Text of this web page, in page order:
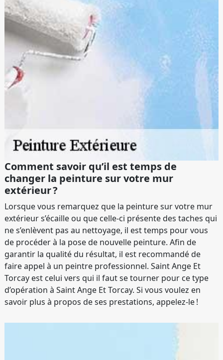
Comment savoir qu’il est temps de
changer la peinture sur votre mur
extérieur ?
Lorsque vous remarquez que la peinture sur votre mur
extérieur s’écaille ou que celle-ci présente des taches qui
ne s’enlèvent pas au nettoyage, il est temps pour vous
de procéder à la pose de nouvelle peinture. Afin de
garantir la qualité du résultat, il est recommandé de
faire appel à un peintre professionnel. Saint Ange Et
Torcay est celui vers qui il faut se tourner pour ce type
d’opération à Saint Ange Et Torcay. Si vous voulez en
savoir plus à propos de ses prestations, appelez-le !